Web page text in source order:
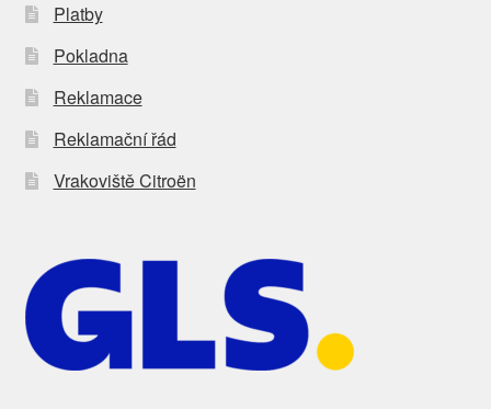
Platby
Pokladna
Reklamace
Reklamační řád
Vrakoviště Citroën